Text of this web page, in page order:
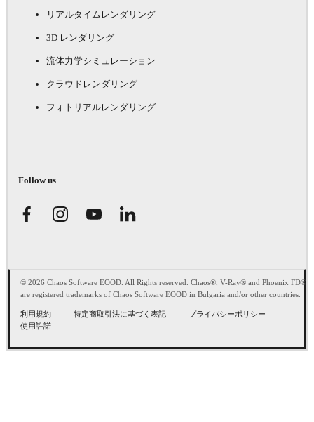
リアルタイムレンダリング
3D レンダリング
流体力学シミュレーション
クラウドレンダリング
フォトリアルレンダリング
Follow us
© 2026 Chaos Software EOOD. All Rights reserved. Chaos®, V-Ray® and Phoenix FD®
are registered trademarks of Chaos Software EOOD in Bulgaria and/or other countries.
利用規約 特定商取引法に基づく表記
プライバシーポリシー
使用許諾